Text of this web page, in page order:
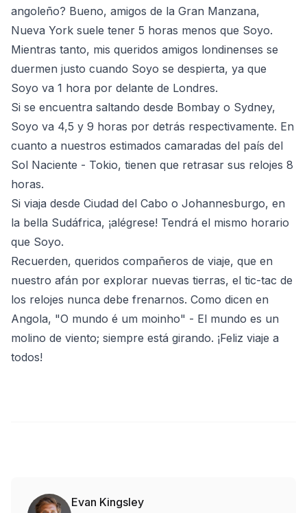
angoleño? Bueno, amigos de la Gran Manzana,
Nueva York suele tener 5 horas menos que Soyo.
Mientras tanto, mis queridos amigos londinenses se
duermen justo cuando Soyo se despierta, ya que
Soyo va 1 hora por delante de Londres.
Si se encuentra saltando desde Bombay o Sydney,
Soyo va 4,5 y 9 horas por detrás respectivamente. En
cuanto a nuestros estimados camaradas del país del
Sol Naciente - Tokio, tienen que retrasar sus relojes 8
horas.
Si viaja desde Ciudad del Cabo o Johannesburgo, en
la bella Sudáfrica, ¡alégrese! Tendrá el mismo horario
que Soyo.
Recuerden, queridos compañeros de viaje, que en
nuestro afán por explorar nuevas tierras, el tic-tac de
los relojes nunca debe frenarnos. Como dicen en
Angola, "O mundo é um moinho" - El mundo es un
molino de viento; siempre está girando. ¡Feliz viaje a
todos!
Evan Kingsley